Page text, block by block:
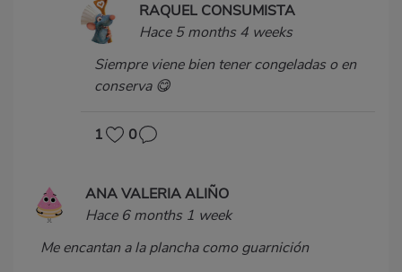
RAQUEL CONSUMISTA
Hace 5 months 4 weeks
Siempre viene bien tener congeladas o en
conserva 😋
1 0
ANA VALERIA ALIÑO
Hace 6 months 1 week
Me encantan a la plancha como guarnición